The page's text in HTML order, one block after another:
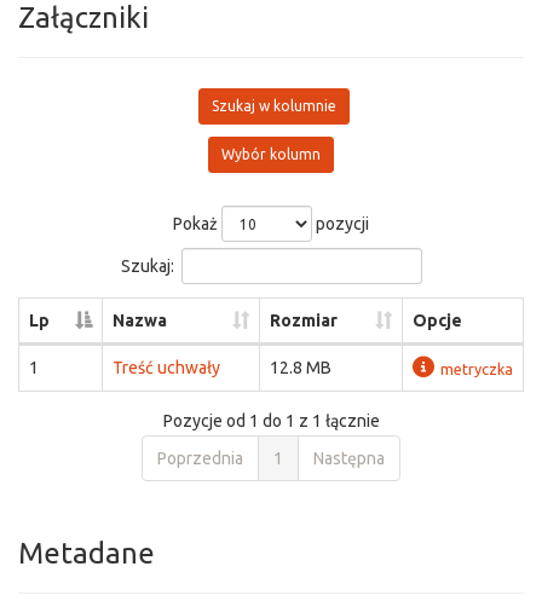
Załączniki
Szukaj w kolumnie
Wybór kolumn
Pokaż pozycji
Szukaj:
Lp Nazwa Rozmiar Opcje
1 Treść uchwały 12.8 MB metryczka
Pozycje od 1 do 1 z 1 łącznie
Poprzednia
1 Następna
Metadane